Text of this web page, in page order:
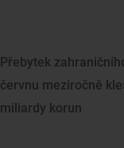
Přebytek
červnu meziročně
miliardy korun